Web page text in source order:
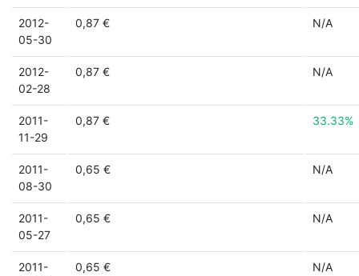
2012-
05-30
0,87 € N/A
2012-
02-28
0,87 € N/A
2011-
11-29
0,87 € 33.33%
2011-
08-30
0,65 € N/A
2011-
05-27
0,65 € N/A
2011-
0,65 € N/A